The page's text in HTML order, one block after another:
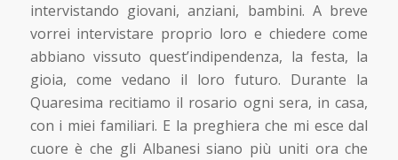
intervistando giovani, anziani, bambini. A breve
vorrei intervistare proprio loro e chiedere come
abbiano vissuto quest’indipendenza, la festa, la
gioia, come vedano il loro futuro. Durante la
Quaresima recitiamo il rosario ogni sera, in casa,
con i miei familiari. E la preghiera che mi esce dal
cuore è che gli Albanesi siano più uniti ora che